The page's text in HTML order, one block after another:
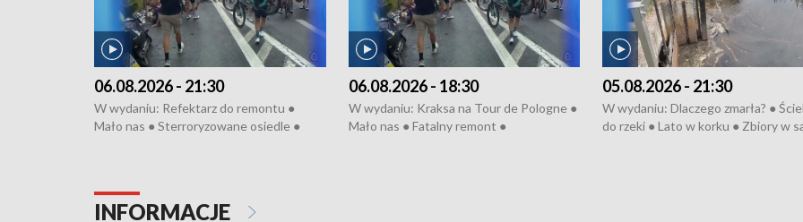
06.08.2026 - 21:30
W wydaniu: Refektarz do remontu ●
Mało nas ● Sterroryzowane osiedle ●
Pologne
06.08.2026 - 18:30
W wydaniu: Kraksa na Tour de Pologne ●
Mało nas ● Fatalny remont ●
05.08.2026 - 21:30
W wydaniu: Dlaczego zmarła? ●
do rzeki ● Lato w korku ● Zbiory w
INFORMACJE